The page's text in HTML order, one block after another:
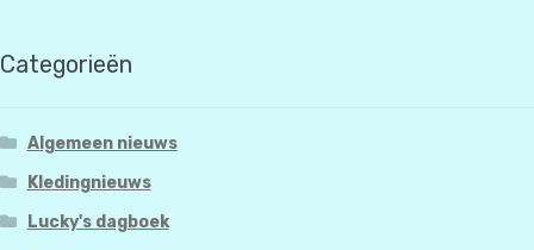
Categorieën
Algemeen nieuws
Kledingnieuws
Lucky's dagboek